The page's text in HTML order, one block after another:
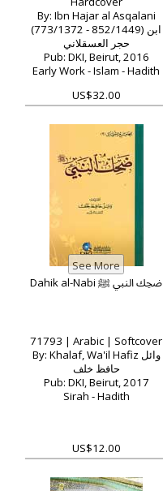
By: Ibn Hajar al Asqalani
(773/1372 - 852/1449) ابن
حجر العسقلاني
Pub: DKI, Beirut, 2016
Early Work - Islam - Hadith
US$32.00
Dahik al-Nabi ضحِك النبي ﷺ
71793 | Arabic | Softcover
By: Khalaf, Wa'il Hafiz وائل
حافظ خلف
Pub: DKI, Beirut, 2017
Sirah - Hadith
US$12.00